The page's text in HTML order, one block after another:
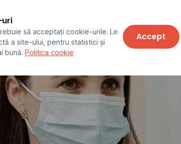
Echipa Pachete Cursuri Lista de prețuri
să acceptați cookie-urile. Le
a site-ului, pentru statistici și
bună.Politica cookie
Accept